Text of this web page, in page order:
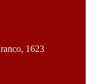
1623